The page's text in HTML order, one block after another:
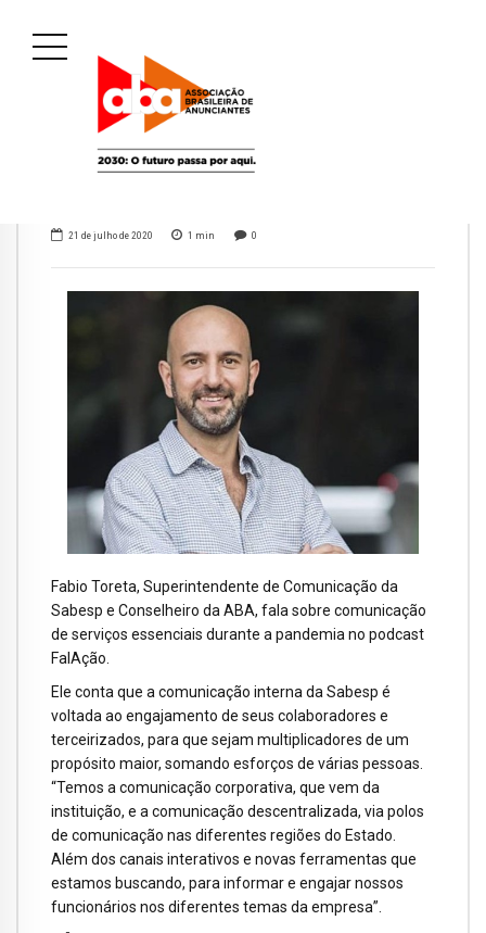
21 de julho de 2020 1 min 0
Fabio Toreta, Superintendente de Comunicação da
Sabesp e Conselheiro da ABA, fala sobre comunicação
de serviços essenciais durante a pandemia no podcast
FalAção.
Ele conta que a comunicação interna da Sabesp é
voltada ao engajamento de seus colaboradores e
terceirizados, para que sejam multiplicadores de um
propósito maior, somando esforços de várias pessoas.
“Temos a comunicação corporativa, que vem da
instituição, e a comunicação descentralizada, via polos
de comunicação nas diferentes regiões do Estado.
Além dos canais interativos e novas ferramentas que
estamos buscando, para informar e engajar nossos
funcionários nos diferentes temas da empresa”.